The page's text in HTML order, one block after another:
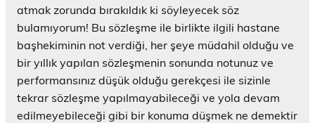
atmak zorunda bırakıldık ki söyleyecek söz
bulamıyorum! Bu sözleşme ile birlikte ilgili hastane
başhekiminin not verdiği, her şeye müdahil olduğu ve
bir yıllık yapılan sözleşmenin sonunda notunuz ve
performansınız düşük olduğu gerekçesi ile sizinle
tekrar sözleşme yapılmayabileceği ve yola devam
edilmeyebileceği gibi bir konuma düşmek ne demektir